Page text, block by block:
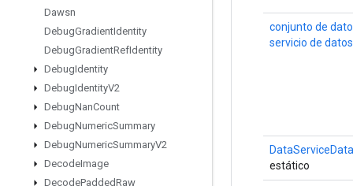
Dawsn
DebugGradientIdentity
DebugGradientRefIdentity
DebugIdentity
DebugIdentityV2
DebugNanCount
DebugNumericSummary
DebugNumericSummaryV2
DecodeImage
DecodePaddedRaw
conjunto de
servicio de datos
estático